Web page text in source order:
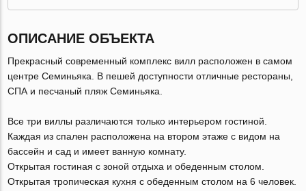
ОПИСАНИЕ ОБЪЕКТА
Прекрасный современный комплекс вилл расположен в самом
центре Семиньяка. В пешей доступности отличные рестораны,
СПА и песчаный пляж Семиньяка.
Все три виллы различаются только интерьером гостиной.
Каждая из спален расположена на втором этаже с видом на
бассейн и сад и имеет ванную комнату.
Открытая гостиная с зоной отдыха и обеденным столом.
Открытая тропическая кухня с обеденным столом на 6 человек.